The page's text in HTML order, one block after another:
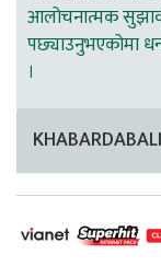
आलोचनात्मक सुझाव
पछ्याउनुभएकोमा
।